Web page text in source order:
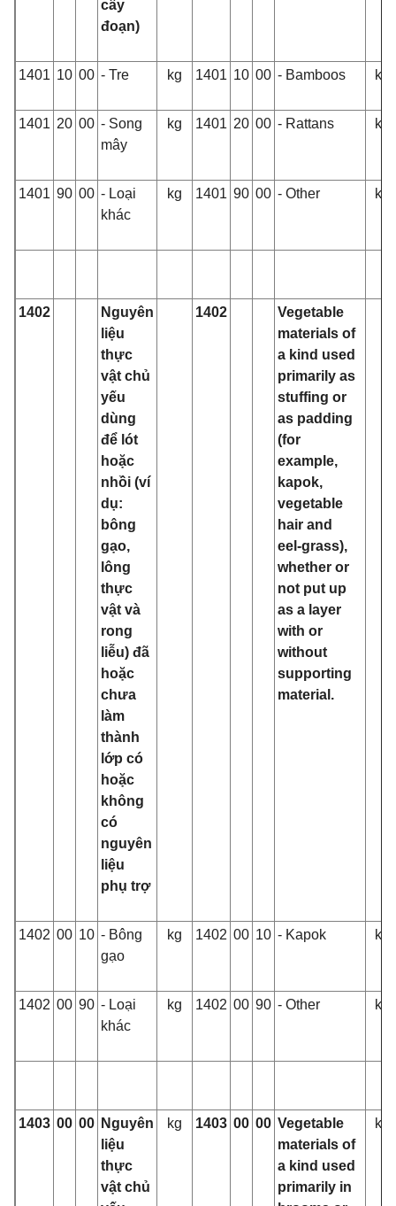
cây
đoạn)
1401 10 00 - Tre kg 1401 10 00 - Bamboos kg
1401 20 00 - Song
mây
kg 1401 20 00 - Rattans kg
1401 90 00 - Loại
khác
kg 1401 90 00 - Other kg
1402
Nguyên
liệu
thực
vật chủ
yếu
dùng
để lót
hoặc
nhồi (ví
dụ:
bông
gạo,
lông
thực
vật và
rong
liễu) đã
hoặc
chưa
làm
thành
lớp có
hoặc
không
có
nguyên
liệu
phụ trợ
1402
Vegetable
materials of
a kind used
primarily as
stuffing or
as padding
(for
example,
kapok,
vegetable
hair and
eel‑grass),
whether or
not put up
as a layer
with or
without
supporting
material.
1402 00 10 - Bông
gạo
kg 1402 00 10 - Kapok kg
1402 00 90 - Loại
khác
kg 1402 00 90 - Other kg
1403 00 00 Nguyên
liệu
thực
vật chủ
kg 1403 00 00 Vegetable
materials of
a kind used
primarily in
kg